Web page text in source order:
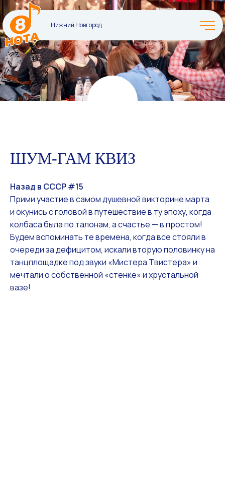
Нижний Новгород
ШУМ-ГАМ КВИЗ
Назад в СССР #15
Прими участие в самом душевной викторине марта
и окунись с головой в путешествие в ту эпоху, когда
колбаса была по талонам, а счастье — в простом!
Будем вспоминать те времена, когда все стояли в
очереди за дефицитом, искали вторую половинку на
танцплощадке под звуки «Мистера Твистера» и
мечтали о собственной «стенке» и хрустальной
вазе!